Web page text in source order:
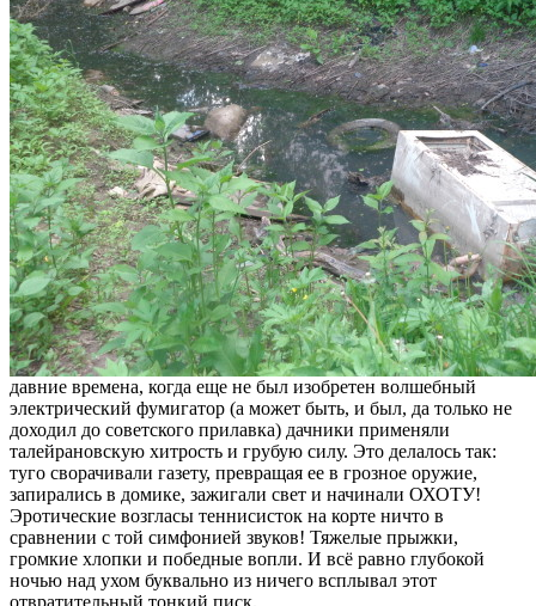
давние времена, когда еще не был изобретен волшебный
электрический фумигатор (а может быть, и был, да только не
доходил до советского прилавка) дачники применяли
талейрановскую хитрость и грубую силу. Это делалось так:
туго сворачивали газету, превращая ее в грозное оружие,
запирались в домике, зажигали свет и начинали ОХОТУ!
Эротические возгласы теннисисток на корте ничто в
сравнении с той симфонией звуков! Тяжелые прыжки,
громкие хлопки и победные вопли. И всё равно глубокой
ночью над ухом буквально из ничего всплывал этот
отвратительный тонкий писк.